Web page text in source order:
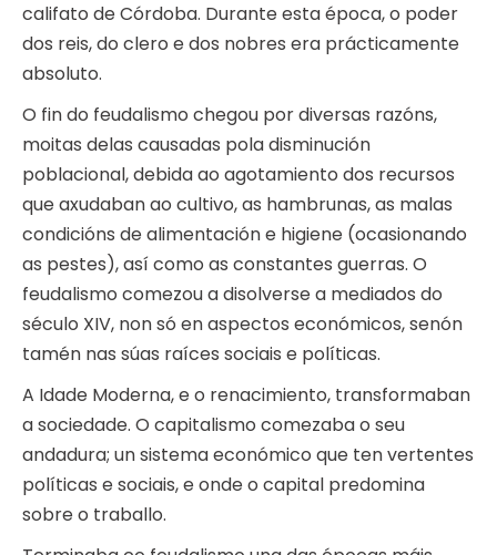
califato de Córdoba. Durante esta época, o poder
dos reis, do clero e dos nobres era prácticamente
absoluto.
O fin do feudalismo chegou por diversas razóns,
moitas delas causadas pola disminución
poblacional, debida ao agotamiento dos recursos
que axudaban ao cultivo, as hambrunas, as malas
condicións de alimentación e higiene (ocasionando
as pestes), así como as constantes guerras. O
feudalismo comezou a disolverse a mediados do
século XIV, non só en aspectos económicos, senón
tamén nas súas raíces sociais e políticas.
A Idade Moderna, e o renacimiento, transformaban
a sociedade. O capitalismo comezaba o seu
andadura; un sistema económico que ten vertentes
políticas e sociais, e onde o capital predomina
sobre o traballo.